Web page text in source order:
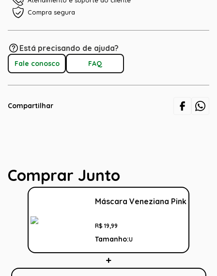
Compra segura
Está precisando de ajuda?
Fale conosco FAQ
Compartilhar
Comprar Junto
Máscara Veneziana Pink
R$ 19,99
Tamanho:U